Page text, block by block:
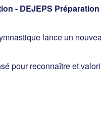
- DEJEPS Préparation
lance un
pour reconnaître et